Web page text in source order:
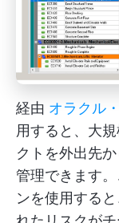
経由 オラクル
用すると、大
クトを外出先
管理できます
ンを使用する